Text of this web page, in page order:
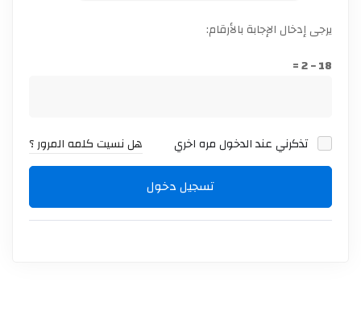
يرجى إدخال الإجابة بالأرقام:
18 − 2 =
تذكرني عند الدخول مره اخري هل نسيت كلمه المرور ؟
تسجيل دخول